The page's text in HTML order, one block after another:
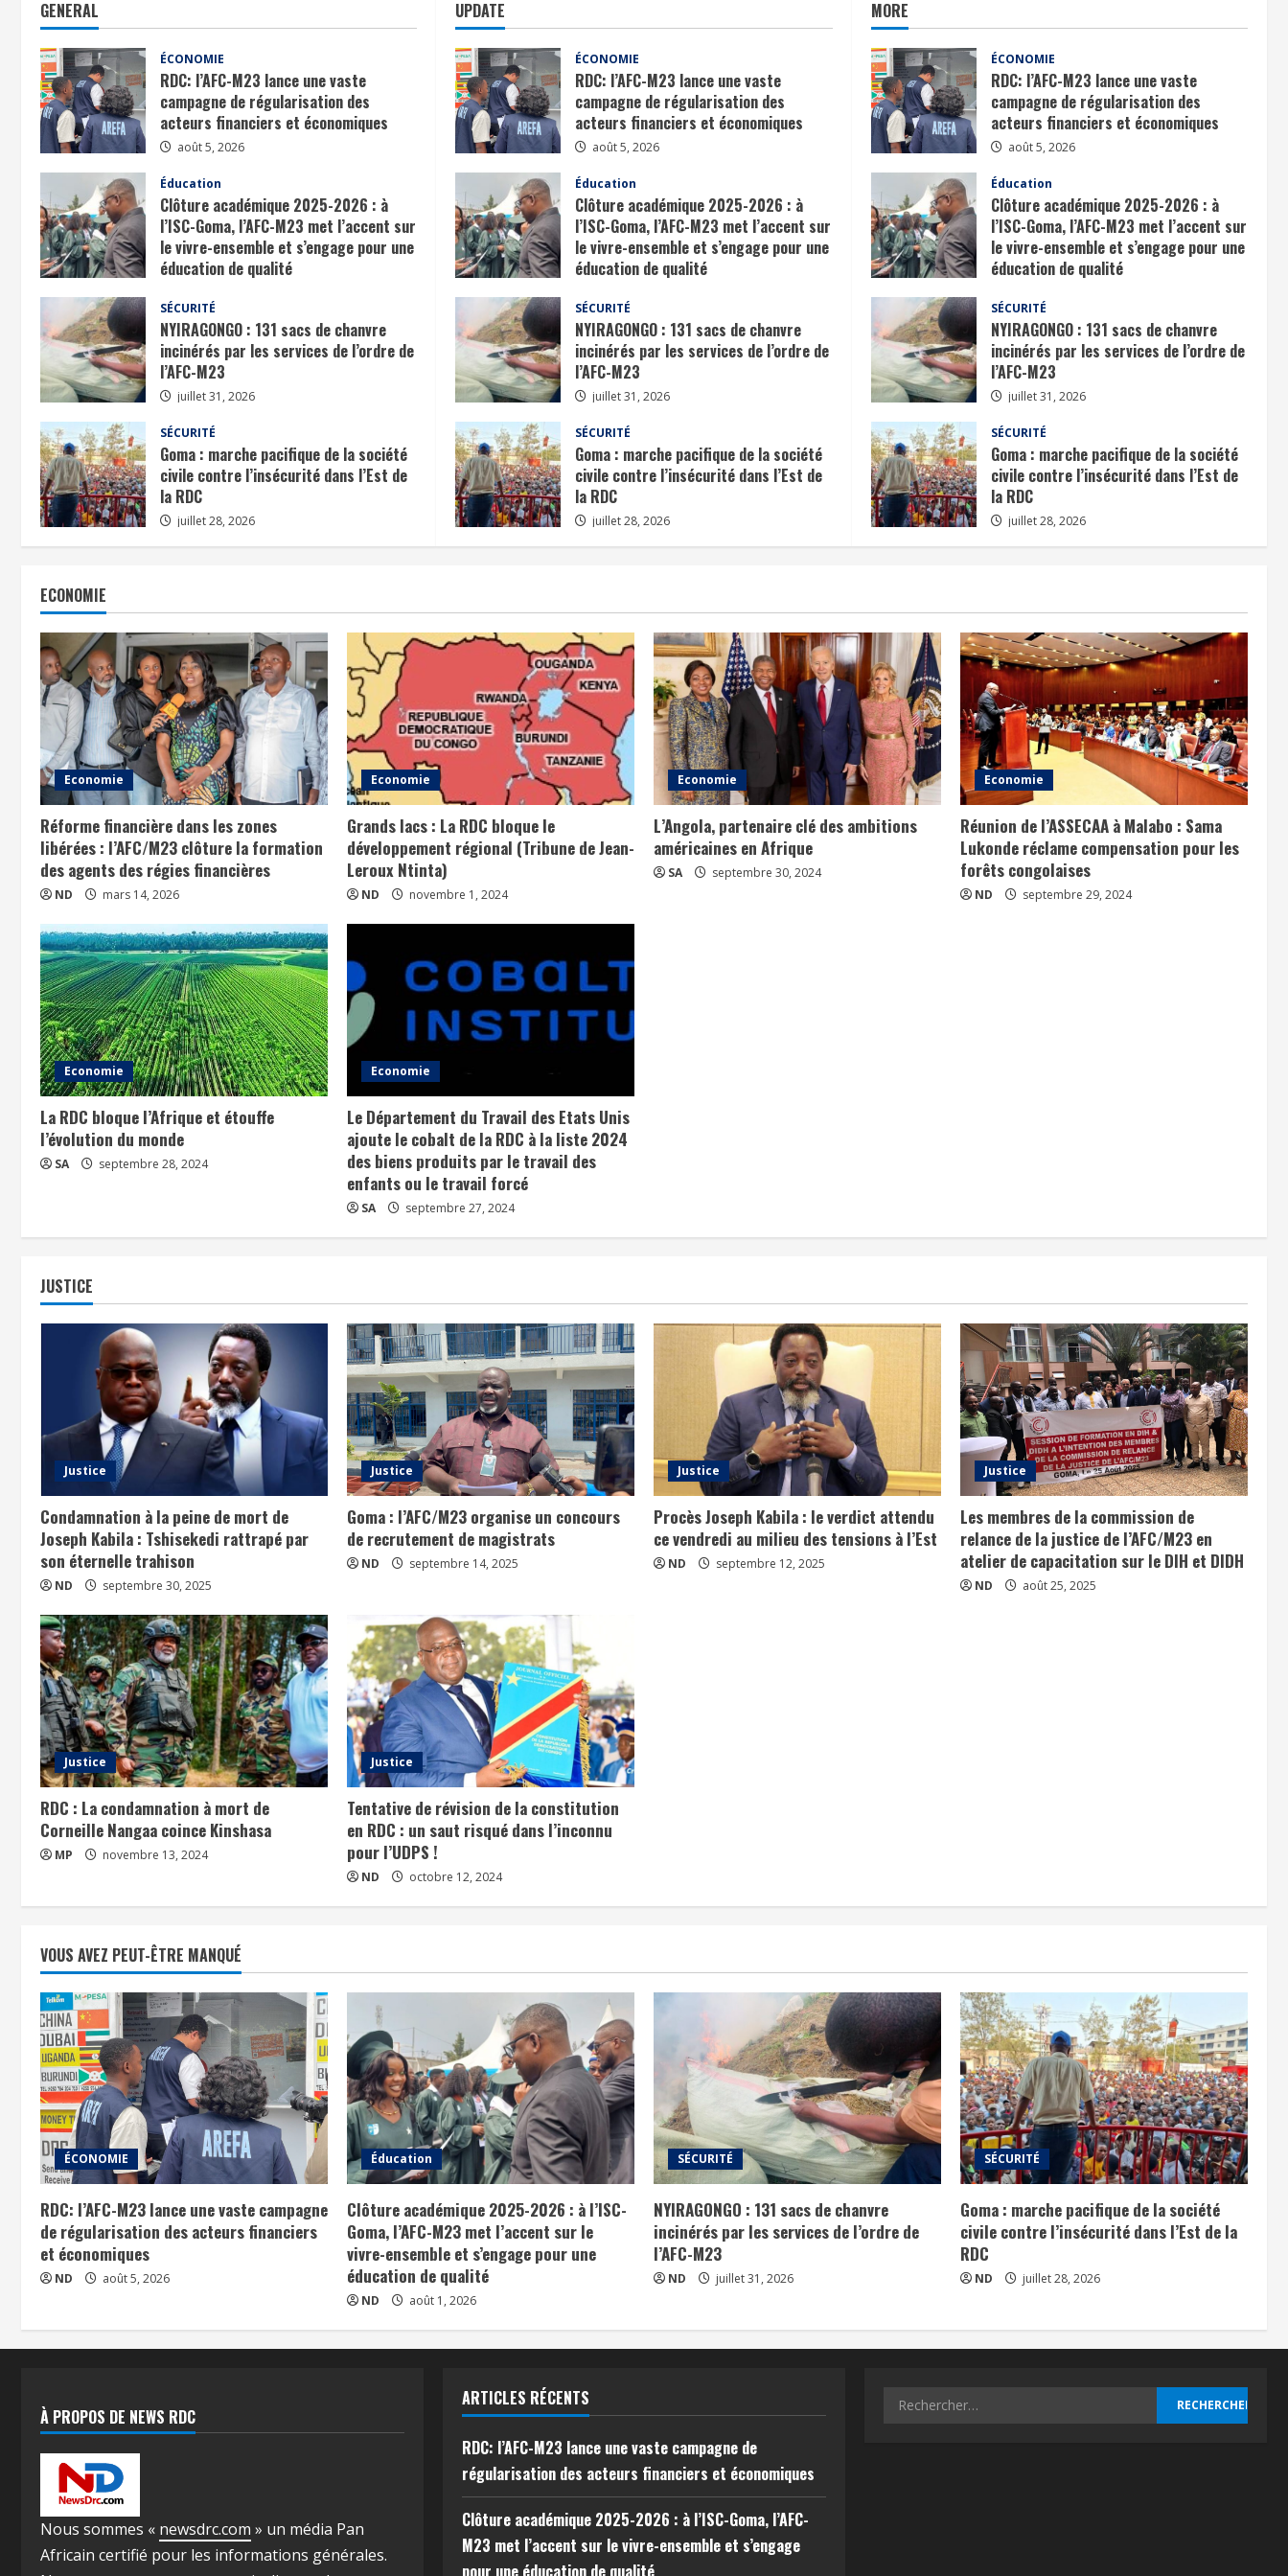
GENERAL
ÉCONOMIE
RDC: l’AFC-M23 lance une vaste
campagne de régularisation des
acteurs financiers et économiques
août 5, 2026
Éducation
Clôture académique 2025-2026 : à
l’ISC-Goma, l’AFC-M23 met l’accent sur
le vivre-ensemble et s’engage pour une
éducation de qualité
SÉCURITÉ
NYIRAGONGO : 131 sacs de chanvre
incinérés par les services de l’ordre de
l’AFC-M23
juillet 31, 2026
SÉCURITÉ
Goma : marche pacifique de la société
civile contre l’insécurité dans l’Est de
la RDC
juillet 28, 2026
UPDATE
ÉCONOMIE
RDC: l’AFC-M23 lance une vaste
campagne de régularisation des
acteurs financiers et économiques
août 5, 2026
Éducation
Clôture académique 2025-2026 : à
l’ISC-Goma, l’AFC-M23 met l’accent sur
le vivre-ensemble et s’engage pour une
éducation de qualité
SÉCURITÉ
NYIRAGONGO : 131 sacs de chanvre
incinérés par les services de l’ordre de
l’AFC-M23
juillet 31, 2026
SÉCURITÉ
Goma : marche pacifique de la société
civile contre l’insécurité dans l’Est de
la RDC
juillet 28, 2026
MORE
ÉCONOMIE
RDC: l’AFC-M23 lance une vaste
campagne de régularisation des
acteurs financiers et économiques
août 5, 2026
Éducation
Clôture académique 2025-2026 : à
l’ISC-Goma, l’AFC-M23 met l’accent sur
le vivre-ensemble et s’engage pour une
éducation de qualité
SÉCURITÉ
NYIRAGONGO : 131 sacs de chanvre
incinérés par les services de l’ordre de
l’AFC-M23
juillet 31, 2026
SÉCURITÉ
Goma : marche pacifique de la société
civile contre l’insécurité dans l’Est de
la RDC
juillet 28, 2026
ECONOMIE
Economie
Réforme financière dans les zones
libérées : l’AFC/M23 clôture la formation
des agents des régies financières
ND mars 14, 2026
Economie
Grands lacs : La RDC bloque le
développement régional (Tribune de Jean-
Leroux Ntinta)
ND novembre 1, 2024
Economie
L’Angola, partenaire clé des ambitions
américaines en Afrique
SA septembre 30, 2024
Economie
Réunion de l’ASSECAA à Malabo : Sama
Lukonde réclame compensation pour les
forêts congolaises
ND septembre 29, 2024
Economie
La RDC bloque l’Afrique et étouffe
l’évolution du monde
SA septembre 28, 2024
Economie
Le Département du Travail des Etats Unis
ajoute le cobalt de la RDC à la liste 2024
des biens produits par le travail des
enfants ou le travail forcé
SA septembre 27, 2024
JUSTICE
Justice
Condamnation à la peine de mort de
Joseph Kabila : Tshisekedi rattrapé par
son éternelle trahison
ND septembre 30, 2025
Justice
Goma : l’AFC/M23 organise un concours
de recrutement de magistrats
ND septembre 14, 2025
Justice
Procès Joseph Kabila : le verdict attendu
ce vendredi au milieu des tensions à l’Est
ND septembre 12, 2025
Justice
Les membres de la commission de
relance de la justice de l’AFC/M23 en
atelier de capacitation sur le DIH et DIDH
ND août 25, 2025
Justice
RDC : La condamnation à mort de
Corneille Nangaa coince Kinshasa
MP novembre 13, 2024
Justice
Tentative de révision de la constitution
en RDC : un saut risqué dans l’inconnu
pour l’UDPS !
ND octobre 12, 2024
VOUS AVEZ PEUT-ÊTRE MANQUÉ
ÉCONOMIE
RDC: l’AFC-M23 lance une vaste campagne
de régularisation des acteurs financiers
et économiques
ND août 5, 2026
Éducation
Clôture académique 2025-2026 : à l’ISC-
Goma, l’AFC-M23 met l’accent sur le
vivre-ensemble et s’engage pour une
éducation de qualité
ND août 1, 2026
SÉCURITÉ
NYIRAGONGO : 131 sacs de chanvre
incinérés par les services de l’ordre de
l’AFC-M23
ND juillet 31, 2026
SÉCURITÉ
Goma : marche pacifique de la société
civile contre l’insécurité dans l’Est de la
RDC
ND juillet 28, 2026
À PROPOS DE NEWS RDC
Nous sommes « newsdrc.com » un média Pan
Africain certifié pour les informations générales.
ARTICLES RÉCENTS
RDC: l’AFC-M23 lance une vaste campagne de
régularisation des acteurs financiers et économiques
Clôture académique 2025-2026 : à l’ISC-Goma, l’AFC-
M23 met l’accent sur le vivre-ensemble et s’engage
pour une éducation de qualité